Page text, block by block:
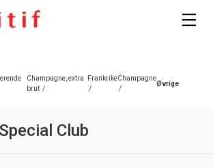
Champagne, extra
brut /
Frankrike
/
Champagne
/
Øvrige
Club